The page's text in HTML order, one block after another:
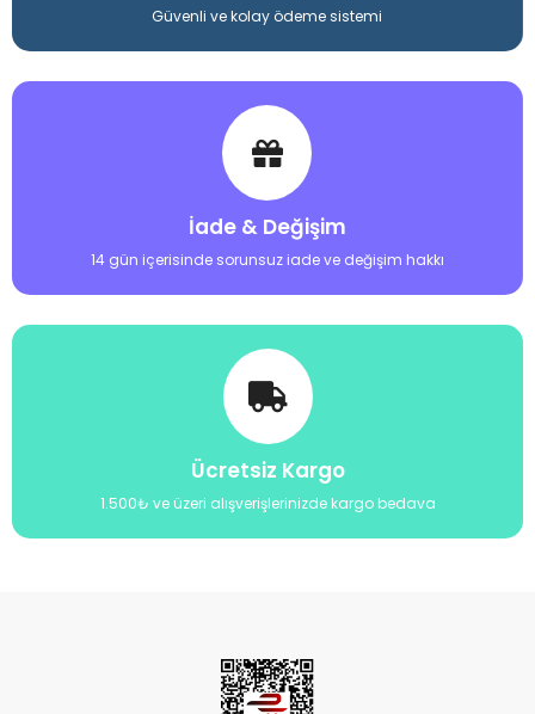
Güvenli ve kolay ödeme sistemi
İade & Değişim
14 gün içerisinde sorunsuz iade ve değişim hakkı
Ücretsiz Kargo
1.500₺ ve üzeri alışverişlerinizde kargo bedava